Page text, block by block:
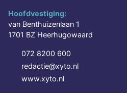
Hoofdvestiging:
van Benthuizenlaan 1
1701 BZ Heerhugowaard
072 8200 600
redactie@xyto.nl
www.xyto.nl